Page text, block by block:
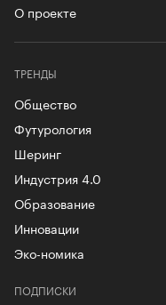
О проекте
ТРЕНДЫ
Общество
Футурология
Шеринг
Индустрия 4.0
Образование
Инновации
Эко-номика
ПОДПИСКИ